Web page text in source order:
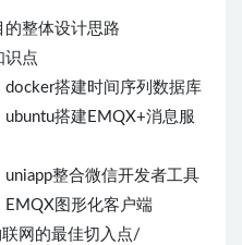
整体设计思路
识点
搭建时间序列数据库
搭建EMQX+消息服
整合微信开发者工具
图形化客户端
网的最佳切入点/